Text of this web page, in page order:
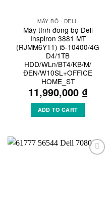
MÁY BỘ - DELL
Máy tính đồng bộ Dell
Inspiron 3881 MT
(RJMM6Y11) i5-10400/4G
D4/1TB
HDD/WLn/BT4/KB/M/
ĐEN/W10SL+OFFICE
HOME_ST
11,990,000 ₫
ADD TO CART